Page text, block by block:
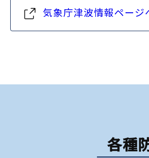
気象庁津波情報ページ
各種